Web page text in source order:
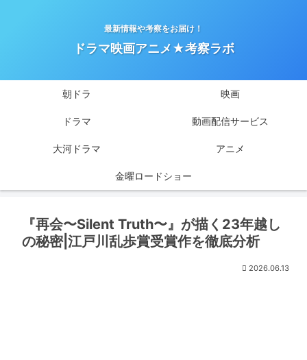
最新情報や考察をお届け！
ドラマ映画アニメ★考察ラボ
朝ドラ 映画
ドラマ 動画配信サービス
大河ドラマ アニメ
金曜ロードショー
『再会〜Silent Truth〜』が描く23年越し
の秘密|江戸川乱歩賞受賞作を徹底分析
2026.06.13